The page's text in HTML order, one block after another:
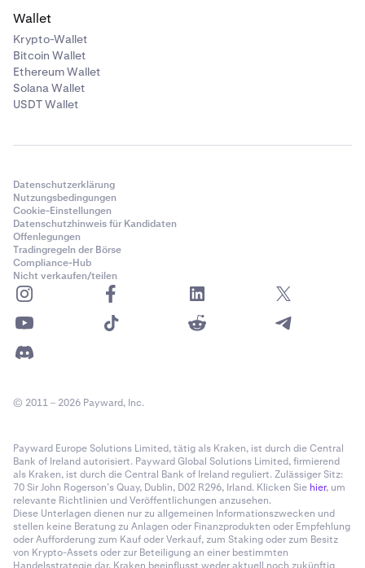
Wallet
Krypto-Wallet
Bitcoin Wallet
Ethereum Wallet
Solana Wallet
USDT Wallet
Datenschutzerklärung
Nutzungsbedingungen
Cookie-Einstellungen
Datenschutzhinweis für Kandidaten
Offenlegungen
Tradingregeln der Börse
Compliance-Hub
Nicht verkaufen/teilen
© 2011 – 2026 Payward, Inc.
Payward Europe Solutions Limited, tätig als Kraken, ist durch die Central
Bank of Ireland autorisiert. Payward Global Solutions Limited, firmierend
als Kraken, ist durch die Central Bank of Ireland reguliert. Zulässiger Sitz:
70 Sir John Rogerson’s Quay, Dublin, D02 R296, Irland. Klicken Sie hier, um
relevante Richtlinien und Veröffentlichungen anzusehen.
Diese Unterlagen dienen nur zu allgemeinen Informationszwecken und
stellen keine Beratung zu Anlagen oder Finanzprodukten oder Empfehlung
oder Aufforderung zum Kauf oder Verkauf, zum Staking oder zum Besitz
von Krypto-Assets oder zur Beteiligung an einer bestimmten